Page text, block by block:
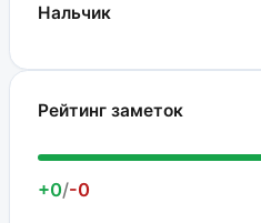
Нальчик
Рейтинг заметок
+0/-0